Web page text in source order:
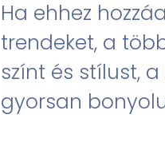
Ha ehhez
trendeket, a
színt és stílust, a
gyorsan